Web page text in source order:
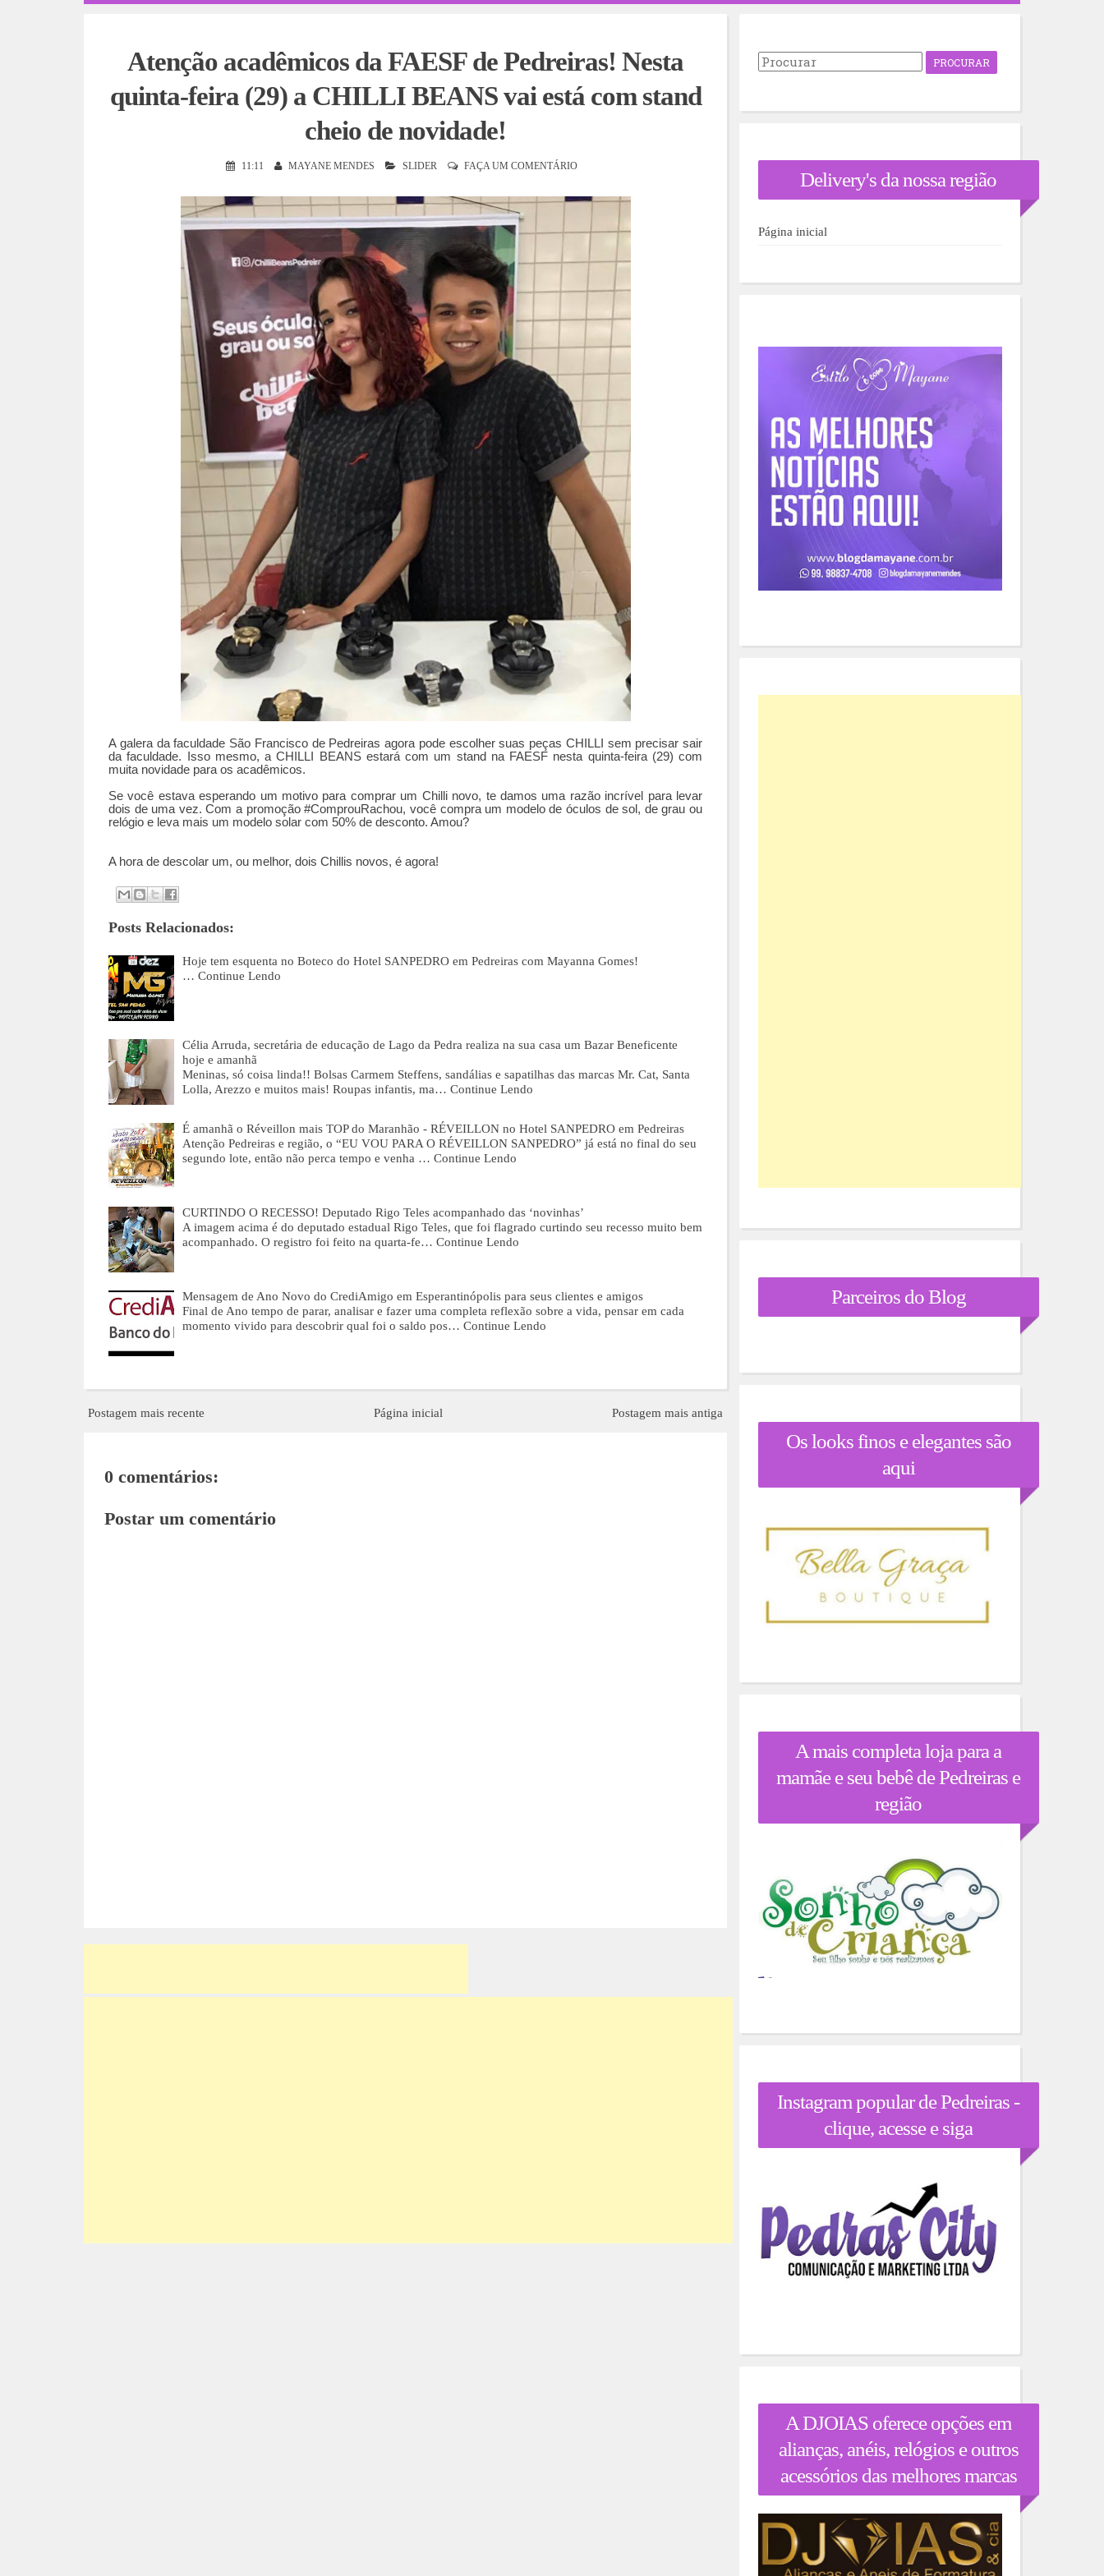
Atenção acadêmicos da FAESF de Pedreiras! Nesta
quinta-feira (29) a CHILLI BEANS vai está com stand
cheio de novidade!
11:11 MAYANE MENDES SLIDER FAÇA UM COMENTÁRIO
A galera da faculdade São Francisco de Pedreiras agora pode escolher suas peças CHILLI sem precisar sair
da faculdade. Isso mesmo, a CHILLI BEANS estará com um stand na FAESF nesta quinta-feira (29) com
muita novidade para os acadêmicos.
Se você estava esperando um motivo para comprar um Chilli novo, te damos uma razão incrível para levar
dois de uma vez. Com a promoção #ComprouRachou, você compra um modelo de óculos de sol, de grau ou
relógio e leva mais um modelo solar com 50% de desconto. Amou?
A hora de descolar um, ou melhor, dois Chillis novos, é agora!
Posts Relacionados:
Hoje tem esquenta no Boteco do Hotel SANPEDRO em Pedreiras com Mayanna Gomes!
… Continue Lendo
Célia Arruda, secretária de educação de Lago da Pedra realiza na sua casa um Bazar Beneficente
hoje e amanhã
Meninas, só coisa linda!! Bolsas Carmem Steffens, sandálias e sapatilhas das marcas Mr. Cat, Santa
Lolla, Arezzo e muitos mais! Roupas infantis, ma… Continue Lendo
É amanhã o Réveillon mais TOP do Maranhão - RÉVEILLON no Hotel SANPEDRO em Pedreiras
Atenção Pedreiras e região, o “EU VOU PARA O RÉVEILLON SANPEDRO” já está no final do seu
segundo lote, então não perca tempo e venha … Continue Lendo
CURTINDO O RECESSO! Deputado Rigo Teles acompanhado das ‘novinhas’
A imagem acima é do deputado estadual Rigo Teles, que foi flagrado curtindo seu recesso muito bem
acompanhado. O registro foi feito na quarta-fe… Continue Lendo
Mensagem de Ano Novo do CrediAmigo em Esperantinópolis para seus clientes e amigos
Final de Ano tempo de parar, analisar e fazer uma completa reflexão sobre a vida, pensar em cada
momento vivido para descobrir qual foi o saldo pos… Continue Lendo
Postagem mais recente Postagem mais antiga
Página inicial
0 comentários:
Postar um comentário
P
r
r
Delivery's da nossa região
Página inicial
Parceiros do Blog
Os looks finos e elegantes são
aqui
A mais completa loja para a
mamãe e seu bebê de Pedreiras e
região
Instagram popular de Pedreiras -
clique, acesse e siga
A DJOIAS oferece opções em
alianças, anéis, relógios e outros
acessórios das melhores marcas